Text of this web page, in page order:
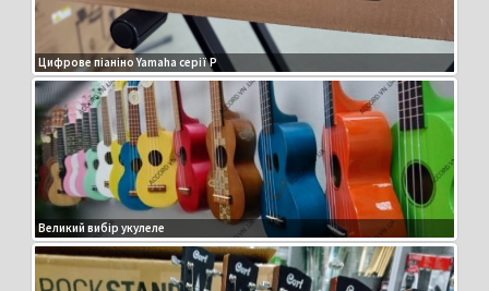
Цифрове піаніно Yamaha серії P
Великий вибір укулеле